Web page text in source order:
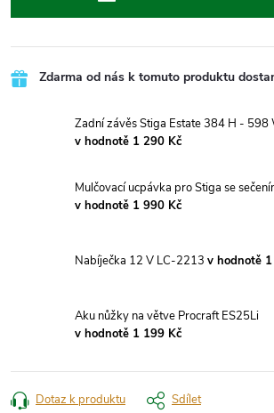
Zdarma od nás k tomuto produktu
Zadní závěs Stiga Estate 384 H - 598
v hodnotě 1 290 Kč
Mulčovací ucpávka pro Stiga se
v hodnotě 1 990 Kč
Nabíječka 12 V LC-2213 v hodnotě
Aku nůžky na větve Procraft ES25Li
v hodnotě 1 199 Kč
Dotaz k produktu Sdílet